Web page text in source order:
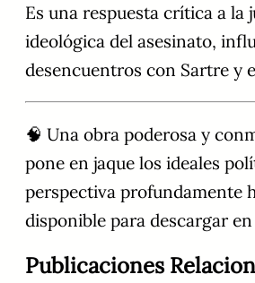
Es una respuesta crítica a la
ideológica del asesinato,
desencuentros con Sartre y
🧠 Una obra poderosa y
pone en jaque los ideales
perspectiva profundamente
disponible para descargar en
Publicaciones